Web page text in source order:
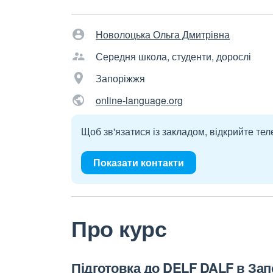
Новолоцька Ольга Дмитрівна
Середня школа, студенти, дорослі
Запоріжжя
online-language.org
Щоб зв'язатися із закладом, відкрийте
Показати контакти
Про курс
Підготовка до DELF DALF в